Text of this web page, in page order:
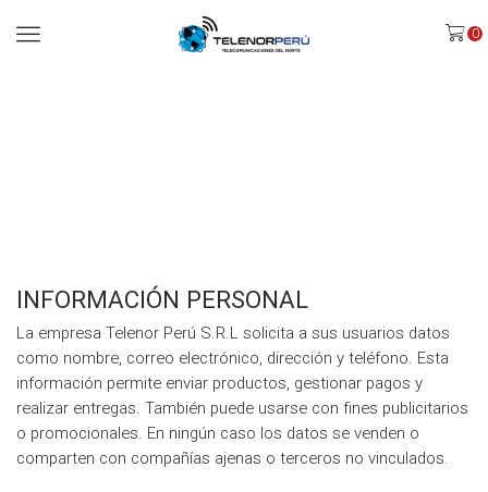
0
Menu
INFORMACIÓN PERSONAL
La empresa Telenor Perú S.R.L solicita a sus usuarios datos
como nombre, correo electrónico, dirección y teléfono. Esta
información permite enviar productos, gestionar pagos y
realizar entregas. También puede usarse con fines publicitarios
o promocionales. En ningún caso los datos se venden o
comparten con compañías ajenas o terceros no vinculados.